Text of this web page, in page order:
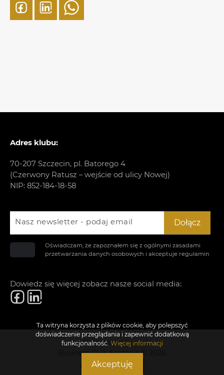
Adres klubu:
70-207 Szczecin, pl. Batorego 4
(Czerwony Ratusz – wejście od ulicy Nowej)
NIP: 852-184-18-58
Nasz newsletter - podaj email
Oświadczam, że zapoznałem się z ogólnymi zasadami
przetwarzania danych osobowych i akceptuje regulamin
Dołącz
Dowiedz się więcej zobacz nasze social media:
Polityka cookies
Business Club Szczecin © 2026
Realizacja:
Ta witryna korzysta z plików cookie, aby polepszyć
doświadczenie przeglądania i zapewnić dodatkową
funkcjonalność. Więcej informacji
Akceptuję